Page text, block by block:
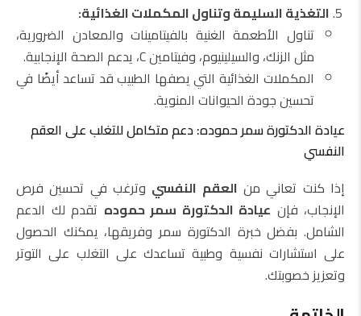
التغذية السليمة وتناول المكملات الغذائية:
تناول الأطعمة الغنية بالفيتامينات والمعادن الضرورية،
مثل الزنك، والسيلينيوم، وفيتامين C، يدعم الصحة الإنجابية.
المكملات الغذائية التي يصفها الطبيب قد تساعد أيضًا في
تحسين جودة الحيوانات المنوية.
عيادة الدكتورة سمر حموده: دعم متكامل للتغلب على العقم
النفسي
إذا كنت تعاني من العقم النفسي وترغب في تحسين فرص
الإنجاب، فإن عيادة الدكتورة سمر حموده تقدم لك الدعم
الشامل. بفضل خبرة الدكتورة سمر وفريقها، يمكنك الحصول
على استشارات نفسية وطبية تساعدك على التغلب على التوتر
وتعزيز خصوبتك.